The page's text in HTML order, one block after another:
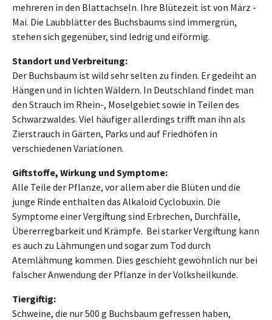
mehreren in den Blattachseln. Ihre Blütezeit ist von März -
Mai. Die Laubblätter des Buchsbaums sind immergrün,
stehen sich gegenüber, sind ledrig und eiförmig.
Standort und Verbreitung:
Der Buchsbaum ist wild sehr selten zu finden. Er gedeiht an
Hängen und in lichten Wäldern. In Deutschland findet man
den Strauch im Rhein-, Moselgebiet sowie in Teilen des
Schwarzwaldes. Viel häufiger allerdings trifft man ihn als
Zierstrauch in Gärten, Parks und auf Friedhöfen in
verschiedenen Variationen.
Giftstoffe, Wirkung und Symptome:
Alle Teile der Pflanze, vor allem aber die Blüten und die
junge Rinde enthalten das Alkaloid Cyclobuxin. Die
Symptome einer Vergiftung sind Erbrechen, Durchfälle,
Übererregbarkeit und Krämpfe. Bei starker Vergiftung kann
es auch zu Lähmungen und sogar zum Tod durch
Atemlähmung kommen. Dies geschieht gewöhnlich nur bei
falscher Anwendung der Pflanze in der Volksheilkunde.
Tiergiftig:
Schweine, die nur 500 g Buchsbaum gefressen haben,